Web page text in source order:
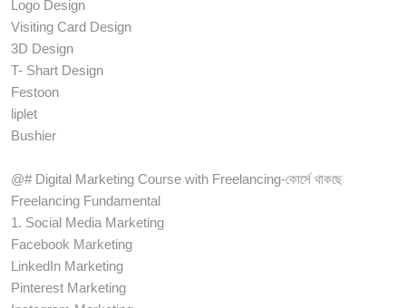
Logo Design
Visiting Card Design
3D Design
T- Shart Design
Festoon
liplet
Bushier
@# Digital Marketing Course with Freelancing-কোর্সে থাকছে
Freelancing Fundamental
1. Social Media Marketing
Facebook Marketing
LinkedIn Marketing
Pinterest Marketing